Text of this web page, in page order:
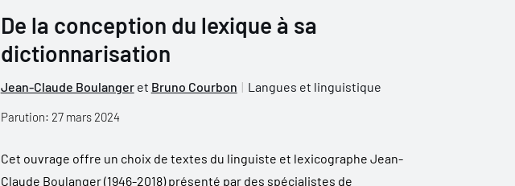
De la conception du lexique à sa
dictionnarisation
Jean-Claude Boulangeret Bruno Courbon Langues et linguistique
Parution: 27 mars 2024
Cet ouvrage offre un choix de textes du linguiste et lexicographe Jean-
Claude Boulanger (1946-2018) présenté par des spécialistes de